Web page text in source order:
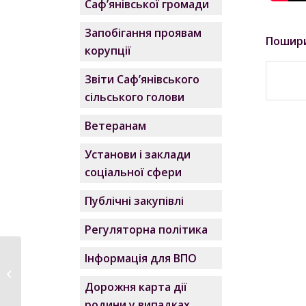
Саф’янівської громади
Запобігання проявам
корупції
Звіти Саф’янівського
сільського голови
Ветеранам
Установи і заклади
соціальної сфери
Публічні закупівлі
Регуляторна політика
Інформація для ВПО
Дорожня карта дії
Аналіз доходів на